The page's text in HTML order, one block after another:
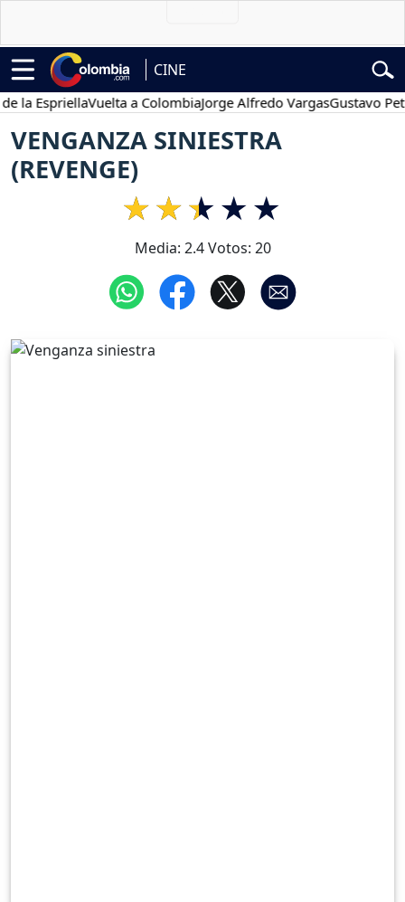
CINE
Vuelta a ColombiaJorge Alfredo VargasGustavo Petro
VENGANZA SINIESTRA
(REVENGE)
Media: 2.4Votos: 20